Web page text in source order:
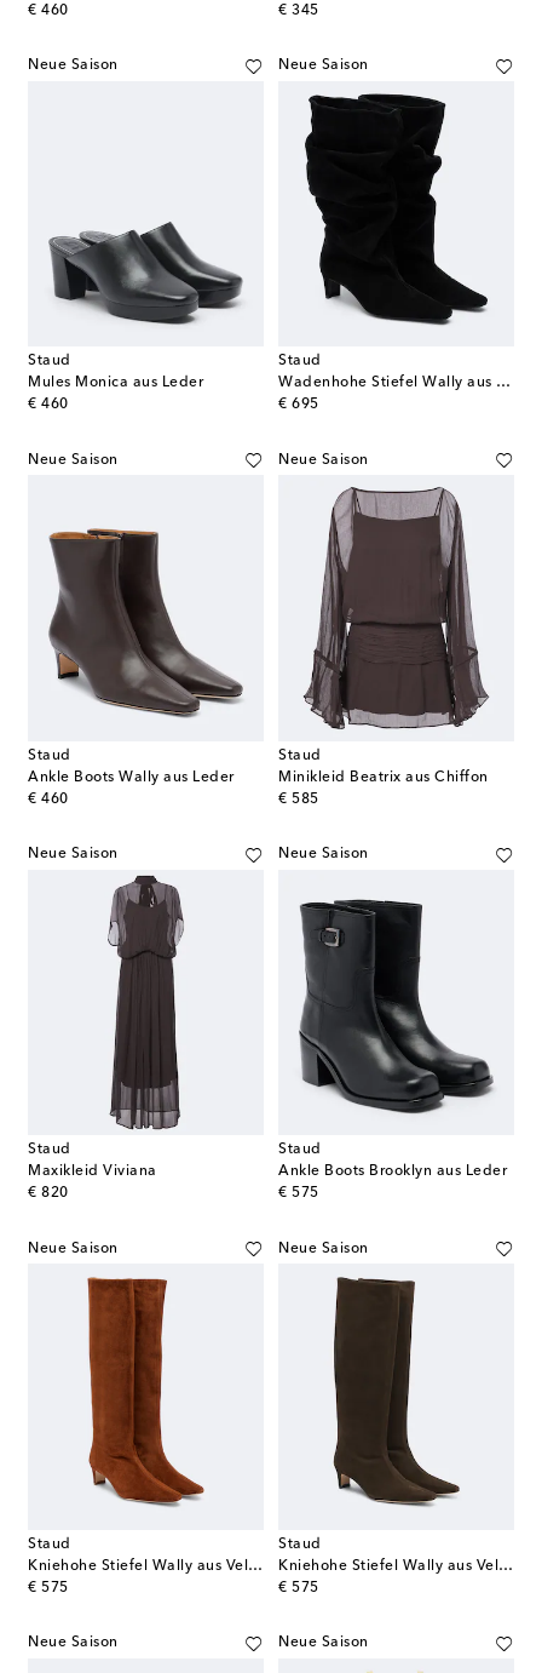
€ 460
original price
€ 345
original price
Neue Saison
Staud
Mules Monica aus Leder
€ 460
original price
Neue Saison
Staud
Wadenhohe Stiefel Wally aus Veloursleder
€ 695
original price
Neue Saison
Staud
Ankle Boots Wally aus Leder
€ 460
original price
Neue Saison
Staud
Minikleid Beatrix aus Chiffon
€ 585
original price
Neue Saison
Staud
Maxikleid Viviana
€ 820
original price
Neue Saison
Staud
Ankle Boots Brooklyn aus Leder
€ 575
original price
Neue Saison
Staud
Kniehohe Stiefel Wally aus Veloursleder
€ 575
original price
Neue Saison
Staud
Kniehohe Stiefel Wally aus Veloursleder
€ 575
original price
Neue Saison Neue Saison